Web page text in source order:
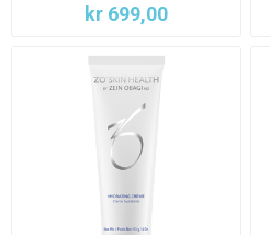
kr 699,00